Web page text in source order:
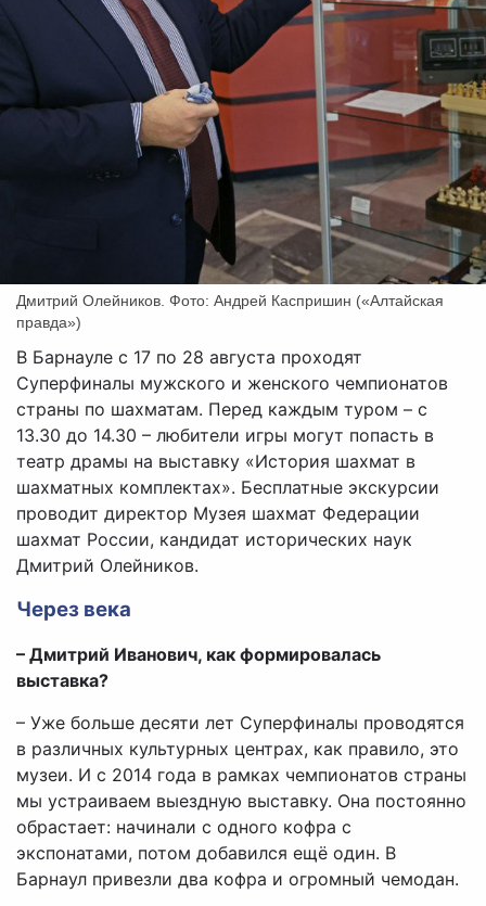
Дмитрий Олейников. Фото: Андрей Каспришин («Алтайская
правда»)
В Барнауле с 17 по 28 августа проходят
Суперфиналы мужского и женского чемпионатов
страны по шахматам. Перед каждым туром – с
13.30 до 14.30 – любители игры могут попасть в
театр драмы на выставку «История шахмат в
шахматных комплектах». Бесплатные экскурсии
проводит директор Музея шахмат Федерации
шахмат России, кандидат исторических наук
Дмитрий Олейников.
Через века
– Дмитрий Иванович, как формировалась
выставка?
– Уже больше десяти лет Суперфиналы проводятся
в различных культурных центрах, как правило, это
музеи. И с 2014 года в рамках чемпионатов страны
мы устраиваем выездную выставку. Она постоянно
обрастает: начинали с одного кофра с
экспонатами, потом добавился ещё один. В
Барнаул привезли два кофра и огромный чемодан.